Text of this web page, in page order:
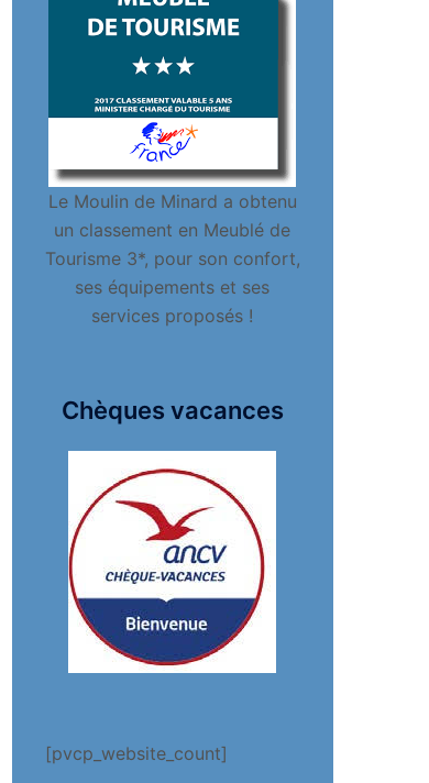
Le Moulin de Minard a obtenu
un classement en Meublé de
Tourisme 3*, pour son confort,
ses équipements et ses
services proposés !
Chèques vacances
[pvcp_website_count]